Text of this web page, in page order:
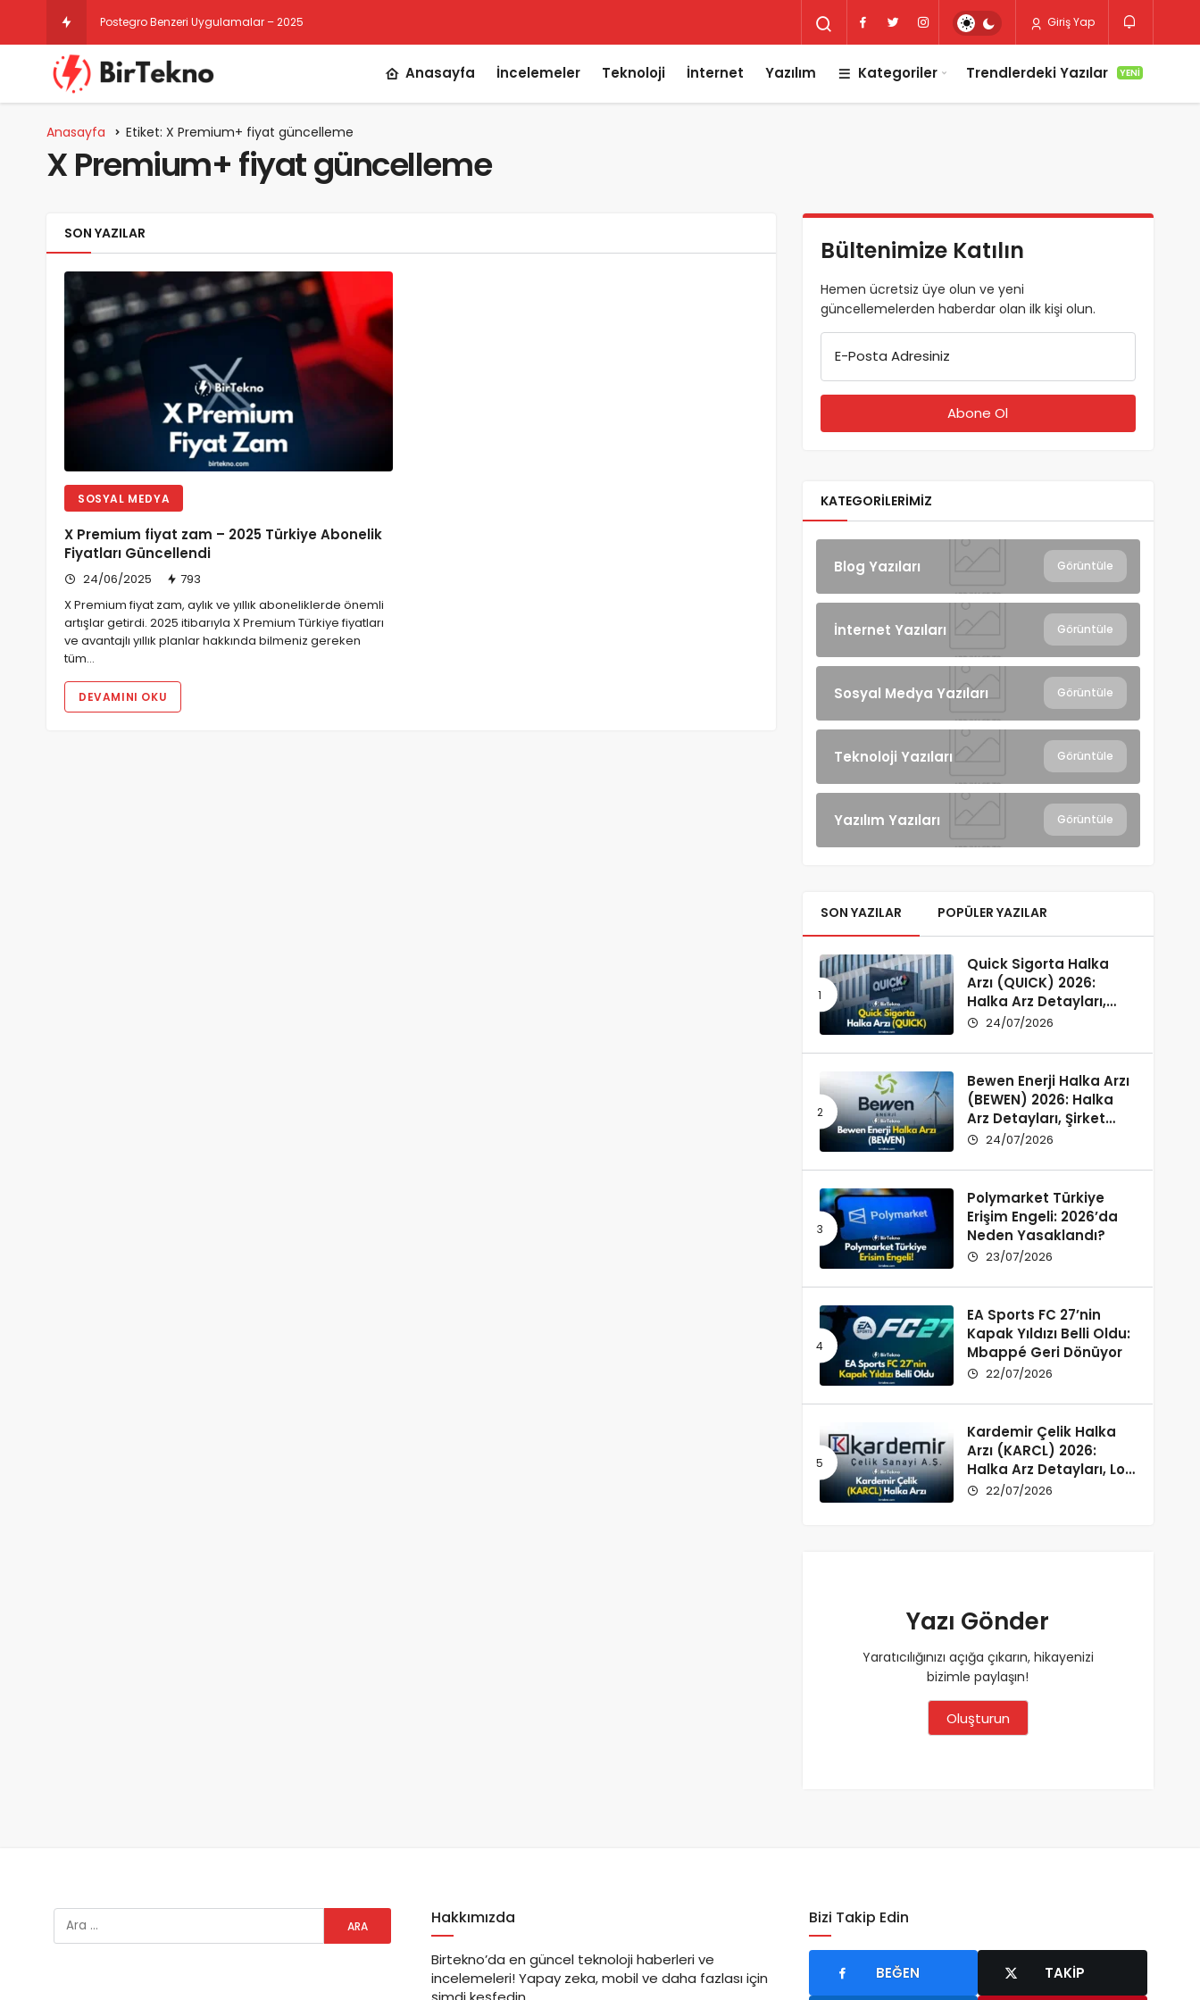
Postegro Benzeri Uygulamalar – 2025 Giriş Yap
Anasayfa İncelemeler Teknoloji İnternet Yazılım Kategoriler Trendlerdeki Yazılar YENI
Anasayfa Etiket: X Premium+ fiyat güncelleme
X Premium+ fiyat güncelleme
SON YAZILAR
SOSYAL MEDYA
X Premium fiyat zam – 2025 Türkiye Abonelik
Fiyatları Güncellendi
24/06/2025
793
X Premium fiyat zam, aylık ve yıllık aboneliklerde önemli
artışlar getirdi. 2025 itibarıyla X Premium Türkiye fiyatları
ve avantajlı yıllık planlar hakkında bilmeniz gereken
tüm…
DEVAMINI OKU
Bültenimize Katılın
Hemen ücretsiz üye olun ve yeni
güncellemelerden haberdar olan ilk kişi olun.
E-Posta Adresiniz
KATEGORILERIMIZ
Blog Yazıları Görüntüle
İnternet Yazıları Görüntüle
Sosyal Medya Yazıları Görüntüle
Teknoloji Yazıları Görüntüle
Yazılım Yazıları Görüntüle
SON YAZILAR POPÜLER YAZILAR
Quick Sigorta Halka
Arzı (QUICK) 2026:
Halka Arz Detayları,
Şirket Profili ve
24/07/2026
Bewen Enerji Halka Arzı
(BEWEN) 2026: Halka
Arz Detayları, Şirket
Profili ve Fon Kullanımı
24/07/2026
Polymarket Türkiye
Erişim Engeli: 2026’da
Neden Yasaklandı?
23/07/2026
EA Sports FC 27’nin
Kapak Yıldızı Belli Oldu:
Mbappé Geri Dönüyor
22/07/2026
Kardemir Çelik Halka
Arzı (KARCL) 2026:
Halka Arz Detayları, Lot
Dağılımı ve Şirket Profili
22/07/2026
Yazı Gönder
Yaratıcılığınızı açığa çıkarın, hikayenizi
bizimle paylaşın!
Oluşturun
Hakkımızda
Birtekno’da en güncel teknoloji haberleri ve
incelemeleri! Yapay zeka, mobil ve daha fazlası için
Bizi Takip Edin
BEĞEN TAKIP